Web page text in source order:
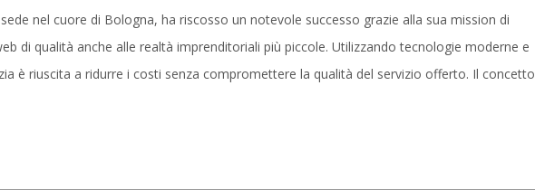
sede nel cuore di Bologna, ha riscosso un notevole successo grazie alla sua mission di
di qualità anche alle realtà imprenditoriali più piccole. Utilizzando tecnologie moderne e
è riuscita a ridurre i costi senza compromettere la qualità del servizio offerto. Il concetto